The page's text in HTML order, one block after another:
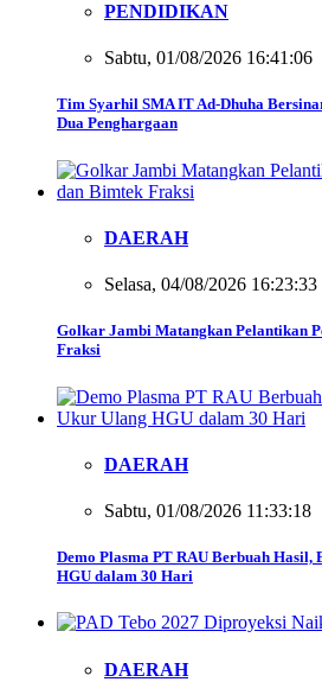
PENDIDIKAN
Sabtu, 01/08/2026 16:41:06
Tim Syarhil SMA IT Ad-Dhuha
Dua Penghargaan
DAERAH
Selasa, 04/08/2026 16:23:33
Golkar Jambi Matangkan Pelantikan
Fraksi
DAERAH
Sabtu, 01/08/2026 11:33:18
Demo Plasma PT RAU Berbuah Hasil,
HGU dalam 30 Hari
DAERAH